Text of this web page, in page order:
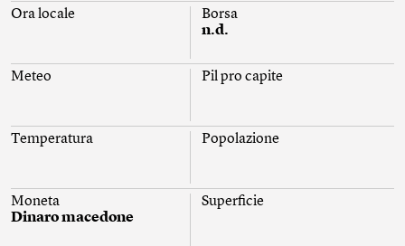
Ora locale
Borsa
n.d.
Meteo Pil pro capite
Temperatura Popolazione
Moneta
Dinaro macedone
Superficie